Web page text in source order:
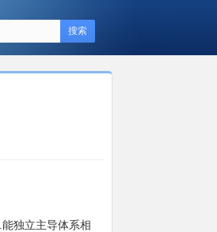
搜索
独立主导体系相